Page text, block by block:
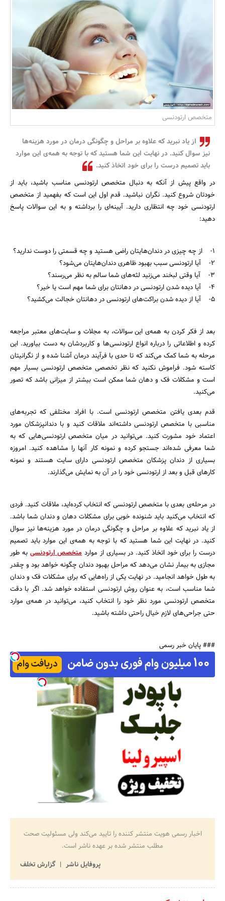
بانک، بیمه و سرمایه
مسکن و ساختمان
متخصص ارتودنسی
از یاد نبرید که علاوه بر مراحل و چگونگی درمان در مورد هزینه‌ها
نیز سوال کنید. در نهایت این شما هستید که با توجه به همه‌ی این موارد
باید تصمیم درست را برای خود اتخاذ کنید.
در واقع پیش از آنکه به دنبال متخصص ارتودنسی مناسب باشید، باید از
خودتان شروع کنید. نگران نباشید. قدم اول این است که بفهمید از متخصص
ارتودنسی خود چه انتظاری دارید. آیینه‌ای را برداشته و به این سوالات پاسخ
دهید:
1- از چه چیزی در دندان‌هایتان راضی هستید و چه قسمتی را دوست ندارید؟
2- آیا ارتودنسی سبب بهبود ظاهری دندان‌هایتان می‌شود؟
3- آیا وقتی لبخند می‌زنید لثه‌های شما سالم به نظر می‌رسند؟
4- آیا دیده شدن ارتودنسی در دهانتان برای شما مهم است یا خیر؟
5- آیا از دیده شدن براکت‌های ارتودنسی در دهانتان خجالت می‌کشید؟
بعد از فکر کردن به همه‌ی این سوالات، به مجلات و سایت‌های معتبر مراجعه
کرده و اطلاعاتی را درباره انواع ارتودنسی‌ها و کاربردشان به دست بیاورید. این
مرحله به شما کمک می‌کند که تا حدی با فرآیند درمان آشنا شده و از نگرانیتان
کاسته شود. فراموش نکنید که نظر تخصصی متخصص ارتودنسی بسیار مهم
است و مشکلات فک و دهان شما ممکن است بیشتر از میزانی باشد که تصور
می‌کنید.
قدم بعدی یافتن متخصص ارتودنسی است. با افراد مختلفی که تجربه‌های
مناسبی با متخصص ارتودنسی داشته‌اند ملاقات کنید و با دندانپزشکان مورد
اعتماد خود مشورت کنید. می‌توانید در میان متخصص ارتودنسی‌هایی که به
شما معرفی شده‌اند جستجو کرده و نمونه کار آنها را مشاهده کنید. امروزه
بسیاری از دندان پزشکان متخصص ارتودنسی دارای سایت هستند و نمونه
کار‌های قبل و بعد از ارتودنسی خود را در آن به نمایش می‌گذارند.
در مرحله‌ی بعدی با متخصص ارتودنسی که انتخاب کرده‌اید، ملاقات کنید. فردی
که انتخاب می‌کنید باید شنونده خوبی برای مشکلات دهان و دندان شما باشد.
از یاد نبرید که علاوه بر مراحل و چگونگی درمان در مورد هزینه‌ها نیز سوال
کنید. در نهایت این شما هستید که با توجه به همه‌ی این موارد باید تصمیم
درست را برای خود اتخاذ کنید. در بسیاری از مواردمتخصص ارتودنسی به طور
مجازی به بیمار نشان می‌دهد که مراحل بهبود دندان چگونه خواهد بود و چقدر
به طول خواهد انجامید. در نهایت یکی از راه‌هایی که برای مشکلات فک و دندان
شما مناسب است، به عنوان روش ارتودنسی استفاده خواهد شد. اگر با دقت
متخصص ارتودنسی مورد نظر خود را انتخاب کنید، می‌توانید در همه‌ی موارد
حتی جراحی‌های لازم خیال راحتی داشته باشید.
### پایان خبر رسمی
اخبار رسمی هویت منتشر کننده را تایید می‌کند ولی مسئولیت صحت
مطلب منتشر شده بر عهده ناشر است.
پروفایل ناشر
گزارش تخلف